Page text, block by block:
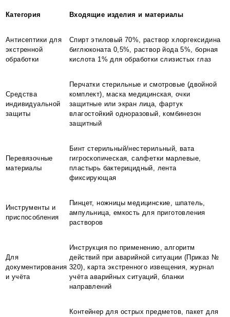
Категория Входящие изделия и материалы
Антисептики для
экстренной
обработки
Спирт этиловый 70%, раствор хлоргексидина
биглюконата 0,5%, раствор йода 5%, борная
кислота 1% для обработки слизистых глаз
Средства
индивидуальной
защиты
Перчатки стерильные и смотровые (двойной
комплект), маска медицинская, очки
защитные или экран лица, фартук
влагостойкий одноразовый, комбинезон
защитный
Перевязочные
материалы
Бинт стерильный/нестерильный, вата
гигроскопическая, салфетки марлевые,
пластырь бактерицидный, лента
фиксирующая
Инструменты и
приспособления
Пинцет, ножницы медицинские, шпатель,
ампульница, емкость для приготовления
растворов
Для
документирования
и учёта
Инструкция по применению, алгоритм
действий при аварийной ситуации (Приказ №
320), карта экстренного извещения, журнал
учёта аварийных ситуаций, бланки
направлений
Контейнер для острых предметов, пакет для